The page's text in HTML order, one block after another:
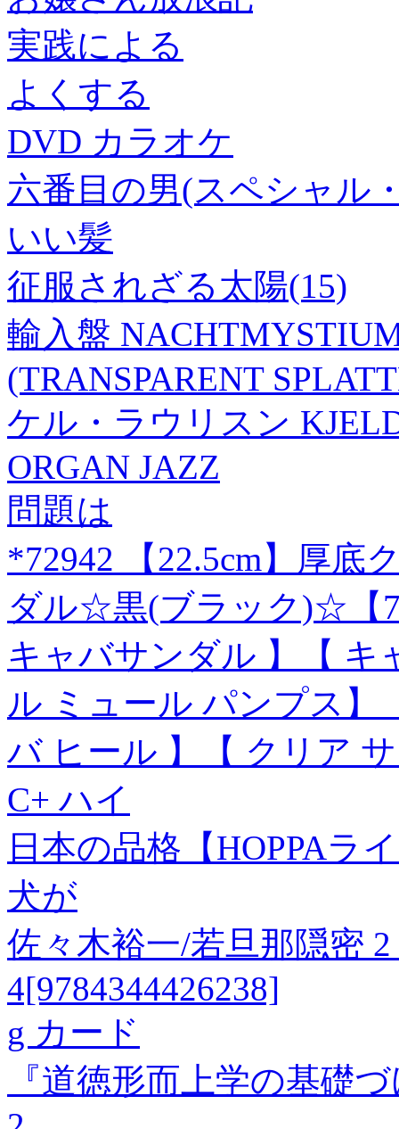
実践による
よくする
DVD カラオケ
六番目の男(スペシャル
いい髪
征服されざる太陽(15)
輸入盤
(TRANSPARENT
ケル・ラウリスン
ORGAN JAZZ
問題は
*72942 【22.5cm】厚底
ダル☆黒(ブラック)☆【
キャバサンダル 】【 キ
ル ミュール パンプス】
バ ヒール 】【 クリア
C+ ハイ
日本の品格【HOPPAラ
犬が
佐々木裕一/若旦那隠密
4[9784344426238]
g カード
『道徳形而上学の基礎